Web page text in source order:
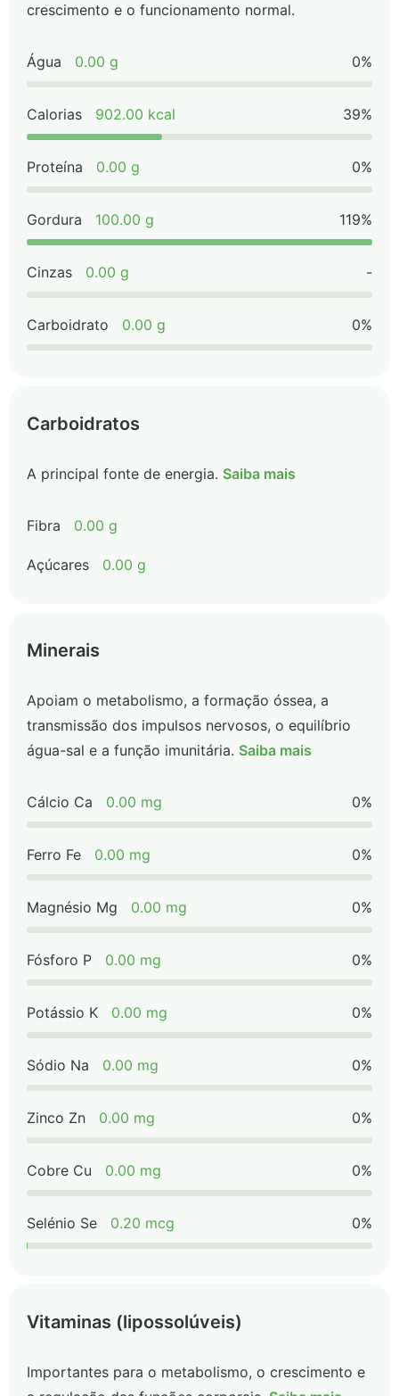
crescimento e o funcionamento normal.
Água 0.00 g 0%
Calorias 902.00 kcal 39%
Proteína 0.00 g 0%
Gordura 100.00 g 119%
Cinzas 0.00 g -
Carboidrato 0.00 g 0%
Carboidratos
A principal fonte de energia. Saiba mais
Fibra 0.00 g
Açúcares 0.00 g
Minerais
Apoiam o metabolismo, a formação óssea, a
transmissão dos impulsos nervosos, o equilíbrio
água-sal e a função imunitária. Saiba mais
Cálcio Ca 0.00 mg 0%
Ferro Fe 0.00 mg 0%
Magnésio Mg 0.00 mg 0%
Fósforo P 0.00 mg 0%
Potássio K 0.00 mg 0%
Sódio Na 0.00 mg 0%
Zinco Zn 0.00 mg 0%
Cobre Cu 0.00 mg 0%
Selénio Se 0.20 mcg 0%
Vitaminas (lipossolúveis)
Importantes para o metabolismo, o crescimento e